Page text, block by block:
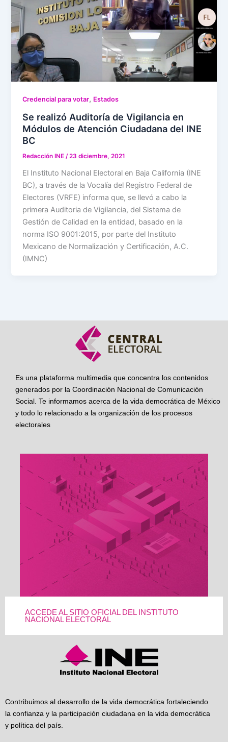
Credencial para votar, Estados
Se realizó Auditoría de Vigilancia en
Módulos de Atención Ciudadana del INE
BC
Redacción INE /23 diciembre, 2021
El Instituto Nacional Electoral en Baja California (INE
BC), a través de la Vocalía del Registro Federal de
Electores (VRFE) informa que, se llevó a cabo la
primera Auditoria de Vigilancia, del Sistema de
Gestión de Calidad en la entidad, basado en la
norma ISO 9001:2015, por parte del Instituto
Mexicano de Normalización y Certificación, A.C.
(IMNC)
Es una plataforma multimedia que concentra los contenidos
generados por la Coordinación Nacional de Comunicación
Social. Te informamos acerca de la vida democrática de México
y todo lo relacionado a la organización de los procesos
electorales
ACCEDE AL SITIO OFICIAL DEL INSTITUTO
NACIONAL ELECTORAL
Contribuimos al desarrollo de la vida democrática fortaleciendo
la confianza y la participación ciudadana en la vida democrática
y política del país.